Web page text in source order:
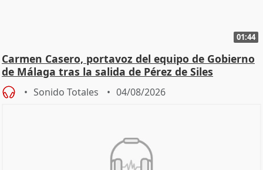
01:44
Carmen Casero, portavoz del equipo de Gobierno
de Málaga tras la salida de Pérez de Siles
Sonido Totales 04/08/2026